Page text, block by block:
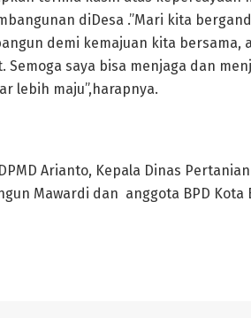
diDesa .”Mari kita
demi kemajuan kita bersama,
saya bisa menjaga dan
lebih maju”,harapnya.
Arianto, Kepala Dinas
Mawardi dan anggota BPD Kota